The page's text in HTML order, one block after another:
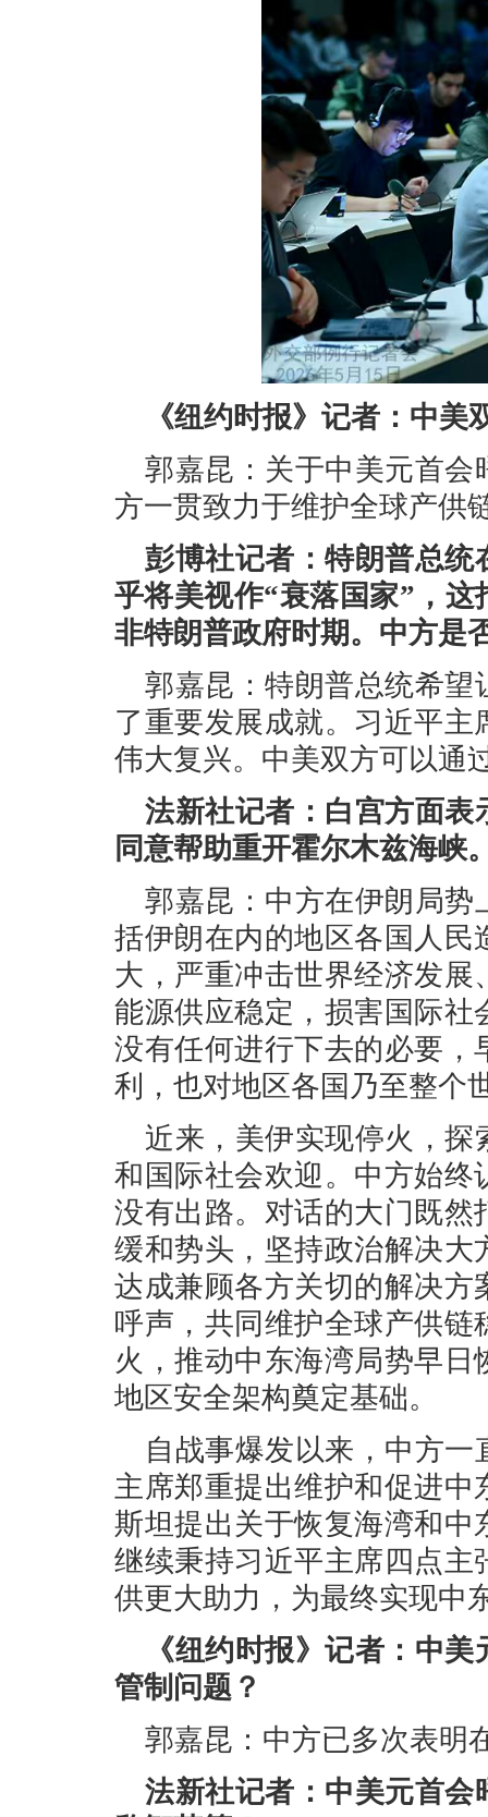
《纽约时报》记者：中
郭嘉昆：关于中美元首会
方一贯致力于维护全球产供
彭博社记者：特朗普总统
乎将美视作“衰落国家”，
非特朗普政府时期。中方是
郭嘉昆：特朗普总统希望
了重要发展成就。习近平
伟大复兴。中美双方可以通
法新社记者：白宫方面表
同意帮助重开霍尔木兹海峡
郭嘉昆：中方在伊朗局势
括伊朗在内的地区各国人
大，严重冲击世界经济发
能源供应稳定，损害国际
没有任何进行下去的必要
利，也对地区各国乃至整个
近来，美伊实现停火，
和国际社会欢迎。中方始
没有出路。对话的大门既
缓和势头，坚持政治解决
达成兼顾各方关切的解决
呼声，共同维护全球产供
火，推动中东海湾局势早
地区安全架构奠定基础。
自战事爆发以来，中方
主席郑重提出维护和促进
斯坦提出关于恢复海湾和
继续秉持习近平主席四点
供更大助力，为最终实现中
《纽约时报》记者：中
管制问题？
郭嘉昆：中方已多次表明
法新社记者：中美元首会